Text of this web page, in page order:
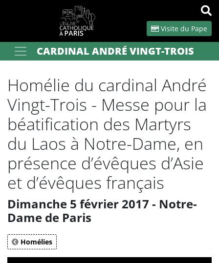
Visite du Pape
Votre recherche OK
CARDINAL ANDRÉ VINGT-TROIS
Homélie du cardinal André
Vingt-Trois - Messe pour la
béatification des Martyrs
du Laos à Notre-Dame, en
présence d’évêques d’Asie
et d’évêques français
Dimanche 5 février 2017 - Notre-
Dame de Paris
Homélies
Panneau de gestion des cookies